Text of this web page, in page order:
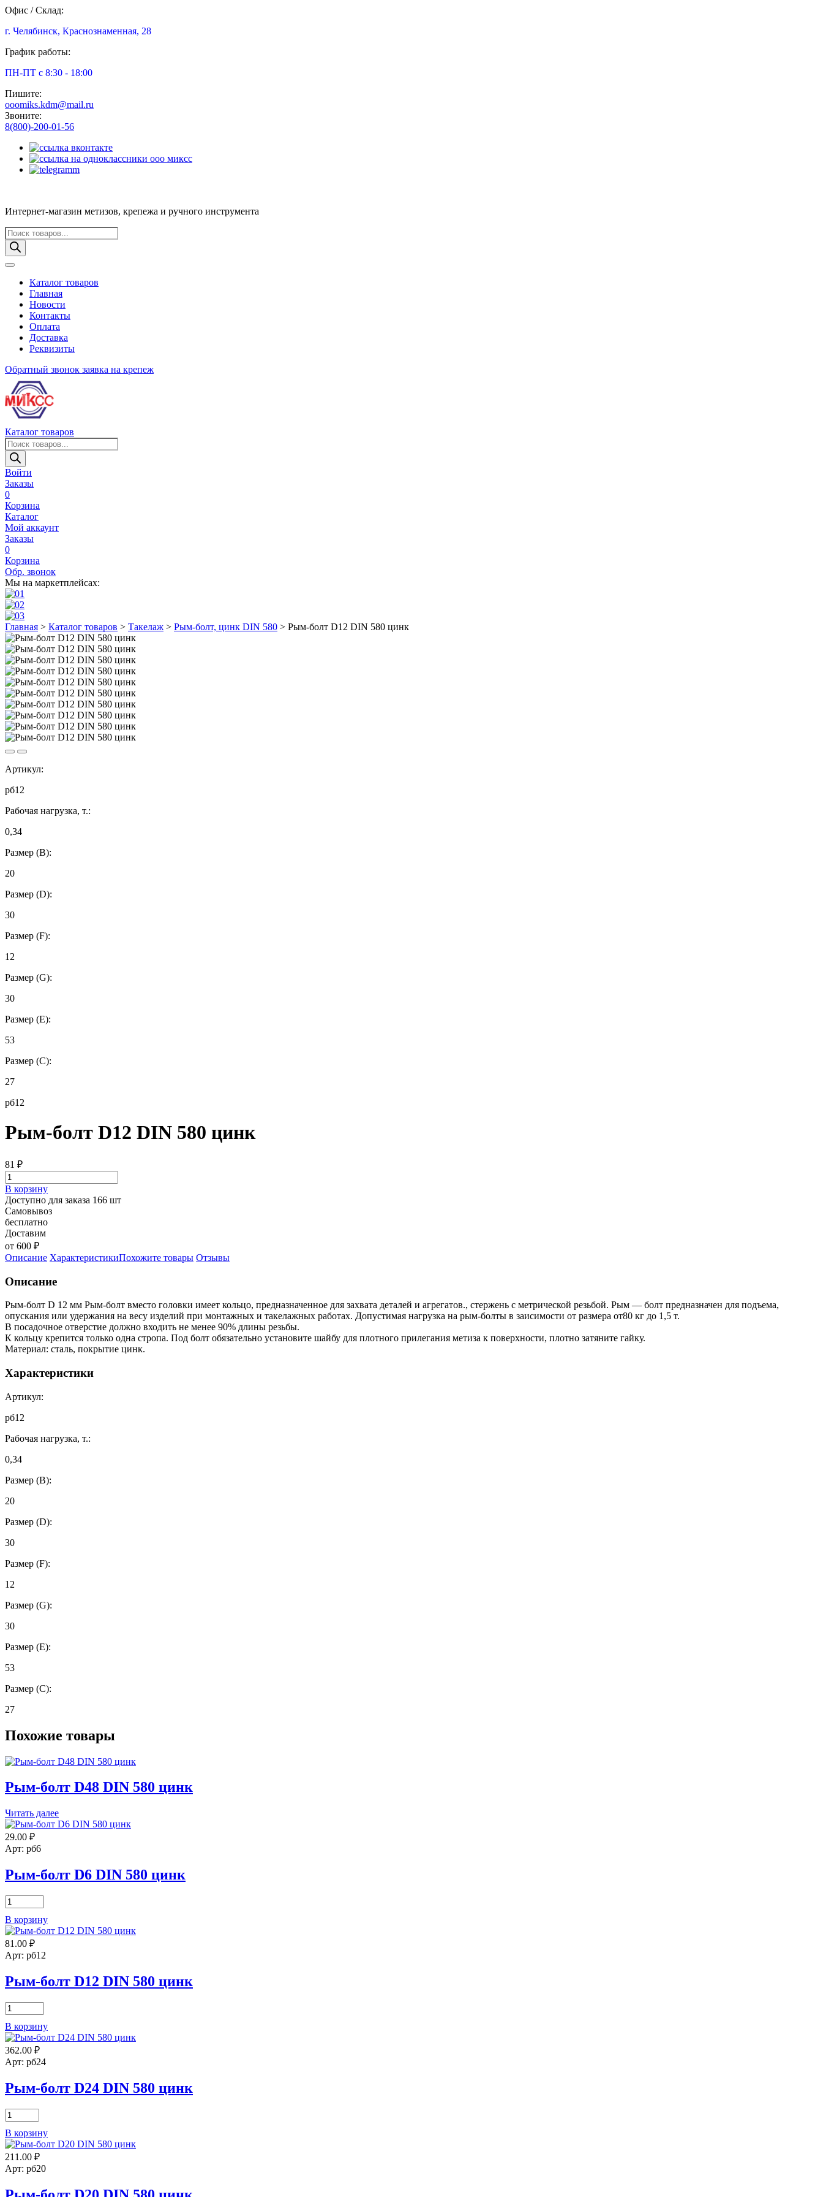
Офис / Склад:
г. Челябинск, Краснознаменная, 28
График работы:
ПН-ПТ с 8:30 - 18:00
Пишите:
ooomiks.kdm@mail.ru
Звоните:
8(800)-200-01-56
Интернет-магазин метизов, крепежа и ручного инструмента
Поиск
товаров
Каталог товаров
Главная
Новости
Контакты
Оплата
Доставка
Реквизиты
Обратный звонок заявка на крепеж
Каталог товаров
Поиск
товаров
Войти
Заказы
0
Корзина
Каталог
Мой аккаунт
Заказы
0
Корзина
Обр. звонок
Мы на маркетплейсах:
Главная > Каталог товаров > Такелаж > Рым-болт, цинк DIN 580 > Рым-болт D12 DIN 580 цинк
Артикул:
рб12
Рабочая нагрузка, т.:
0,34
Размер (B):
20
Размер (D):
30
Размер (F):
12
Размер (G):
30
Размер (Е):
53
Размер (С):
27
рб12
Рым-болт D12 DIN 580 цинк
81 ₽
В корзину
Доступно для заказа 166 шт
Самовывоз
бесплатно
Доставим
от 600 ₽
Описание ХарактеристикиПохожите товары Отзывы
Описание
Рым-болт D 12 мм Рым-болт вместо головки имеет кольцо, предназначенное для захвата деталей и агрегатов., стержень с метрической резьбой. Рым — болт предназначен для подъема,
опускания или удержания на весу изделий при монтажных и такелажных работах. Допустимая нагрузка на рым-болты в заисимости от размера от80 кг до 1,5 т.
В посадочное отверстие должно входить не менее 90% длины резьбы.
К кольцу крепится только одна стропа. Под болт обязательно установите шайбу для плотного прилегания метиза к поверхности, плотно затяните гайку.
Материал: сталь, покрытие цинк.
Характеристики
Артикул:
рб12
Рабочая нагрузка, т.:
0,34
Размер (B):
20
Размер (D):
30
Размер (F):
12
Размер (G):
30
Размер (Е):
53
Размер (С):
27
Похожие товары
Рым-болт D48 DIN 580 цинк
Читать далее
29.00 ₽
Арт: рб6
Рым-болт D6 DIN 580 цинк
Количество
товара
Рым-
болт
D6
DIN
цинк
В корзину
81.00 ₽
Арт: рб12
Рым-болт D12 DIN 580 цинк
Количество
товара
Рым-
болт
D12
DIN
цинк
В корзину
362.00 ₽
Арт: рб24
Рым-болт D24 DIN 580 цинк
Количество
товара
Рым-
болт
D24
DIN
цинк
В корзину
211.00 ₽
Арт: рб20